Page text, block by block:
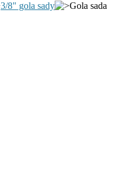
3/8" gola sady
Gola sada